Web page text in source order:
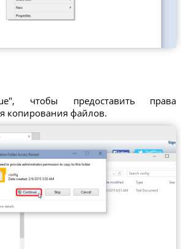
чтобы предоставить права
копирования файлов.